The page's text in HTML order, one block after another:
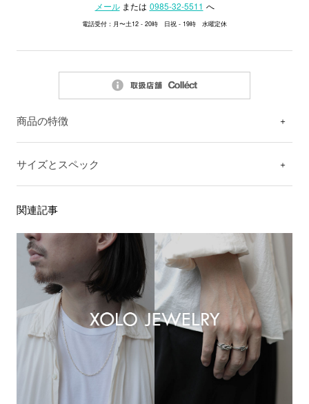
メールまたは 0985-32-5511 へ
電話受付：月〜土12 - 20時 日祝 - 19時 水曜定休
商品の特徴
サイズとスペック
関連記事